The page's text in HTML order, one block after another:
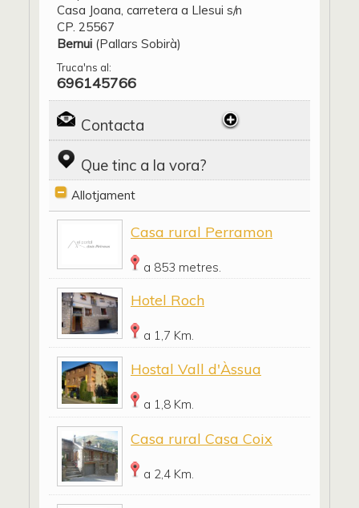
Casa Joana, carretera a Llesui s/n
CP. 25567
Bernui (Pallars Sobirà)
Truca'ns al:
696145766
Contacta
Que tinc a la vora?
Allotjament
Casa rural Perramon
a 853 metres.
Hotel Roch
a 1,7 Km.
Hostal Vall d'Àssua
a 1,8 Km.
Casa rural Casa Coix
a 2,4 Km.